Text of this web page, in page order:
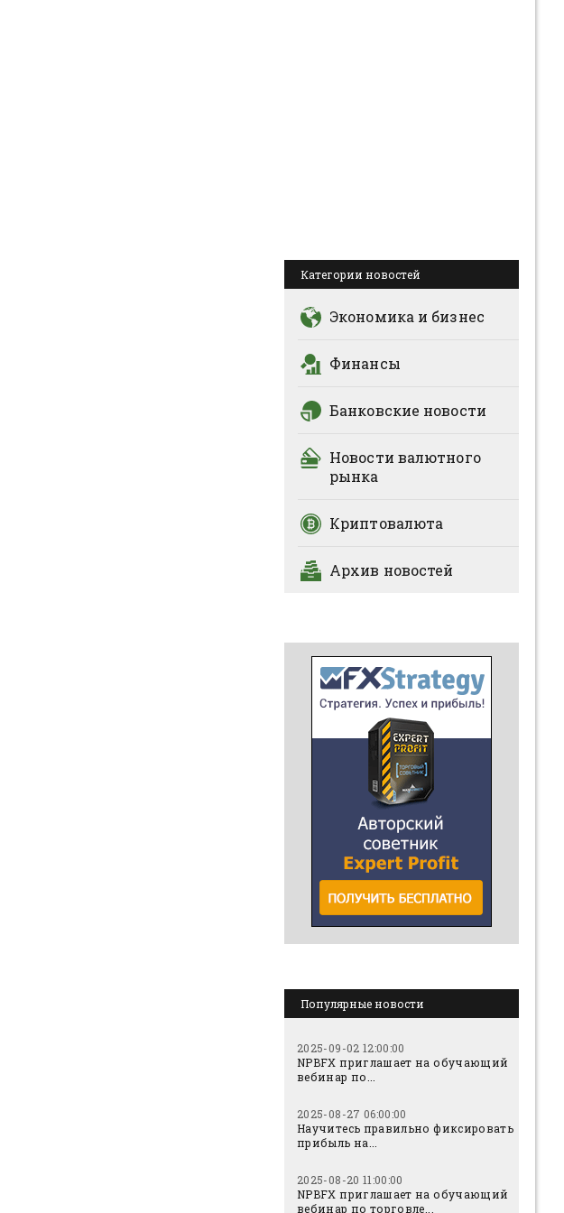
Категории новостей
Экономика и бизнес
Финансы
Банковские новости
Новости валютного
рынка
Криптовалюта
Архив новостей
Популярные новости
2025-09-02 12:00:00
NPBFX приглашает на обучающий
вебинар по...
2025-08-27 06:00:00
Научитесь правильно фиксировать
прибыль на...
2025-08-20 11:00:00
NPBFX приглашает на обучающий
вебинар по торговле...